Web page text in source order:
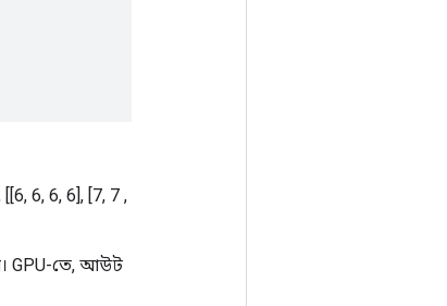
6, 6, 6], [7, 7 ,
GPU-তে, আউট